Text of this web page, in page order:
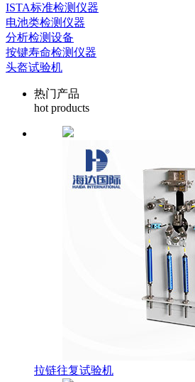
ISTA标准检测仪器
电池类检测仪器
分析检测设备
按键寿命检测仪器
头盔试验机
热门产品
hot products
拉链往复试验机